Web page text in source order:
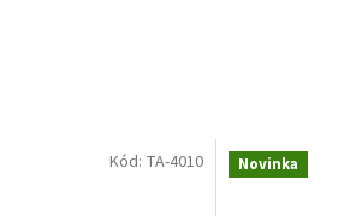
Kód: TA-4010 Novinka